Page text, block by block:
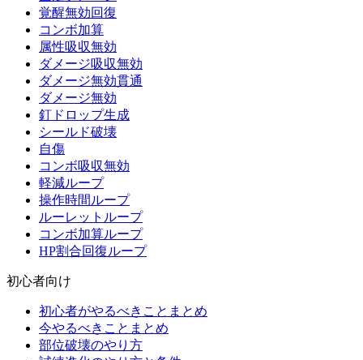
覚醒無効回復
コンボ加算
属性吸収無効
ダメージ吸収無効
ダメージ無効貫通
ダメージ無効
釘ドロップ生成
シールド破壊
自傷
コンボ吸収無効
軽減ループ
操作時間ループ
ルーレットループ
コンボ加算ループ
HP割合回復ループ
初心者向け
初心者がやるべきことまとめ
今やるべきことまとめ
部位破壊のやり方